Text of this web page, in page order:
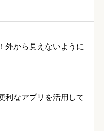
外から見えないように
利なアプリを活用して